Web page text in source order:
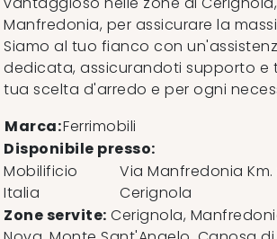
Manfredonia, per assicurare la
Siamo al tuo fianco con
dedicata, assicurandoti supporto e
tua scelta d'arredo e per ogni
Marca:Ferrimobili
Disponibile presso:
Mobilificio
Italia
Via Manfredonia Km.
Cerignola
Zone servite: Cerignola,